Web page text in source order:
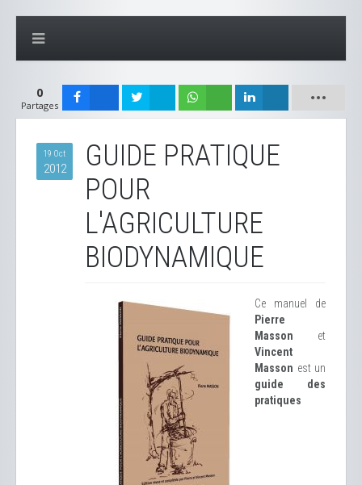
0
Partages
19 Oct
2012
GUIDE PRATIQUE
POUR
L'AGRICULTURE
BIODYNAMIQUE
Ce manuel de
Pierre
Masson et
Vincent
Masson est un
guide des
pratiques